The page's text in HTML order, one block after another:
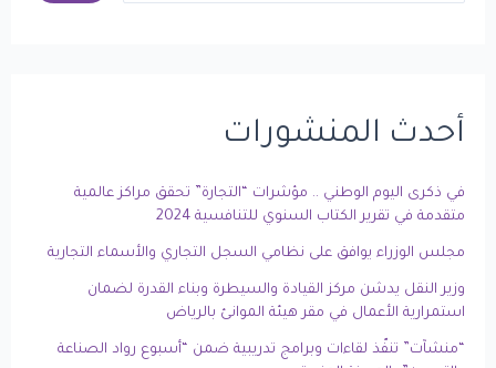
أحدث المنشورات
في ذكرى اليوم الوطني .. مؤشرات “التجارة” تحقق مراكز عالمية
متقدمة في تقرير الكتاب السنوي للتنافسية 2024
مجلس الوزراء يوافق على نظامي السجل التجاري والأسماء التجارية
وزير النقل يدشن مركز القيادة والسيطرة وبناء القدرة لضمان
استمرارية الأعمال في مقر هيئة الموانئ بالرياض
“منشآت” تنفّذ لقاءات وبرامج تدريبية ضمن “أسبوع رواد الصناعة